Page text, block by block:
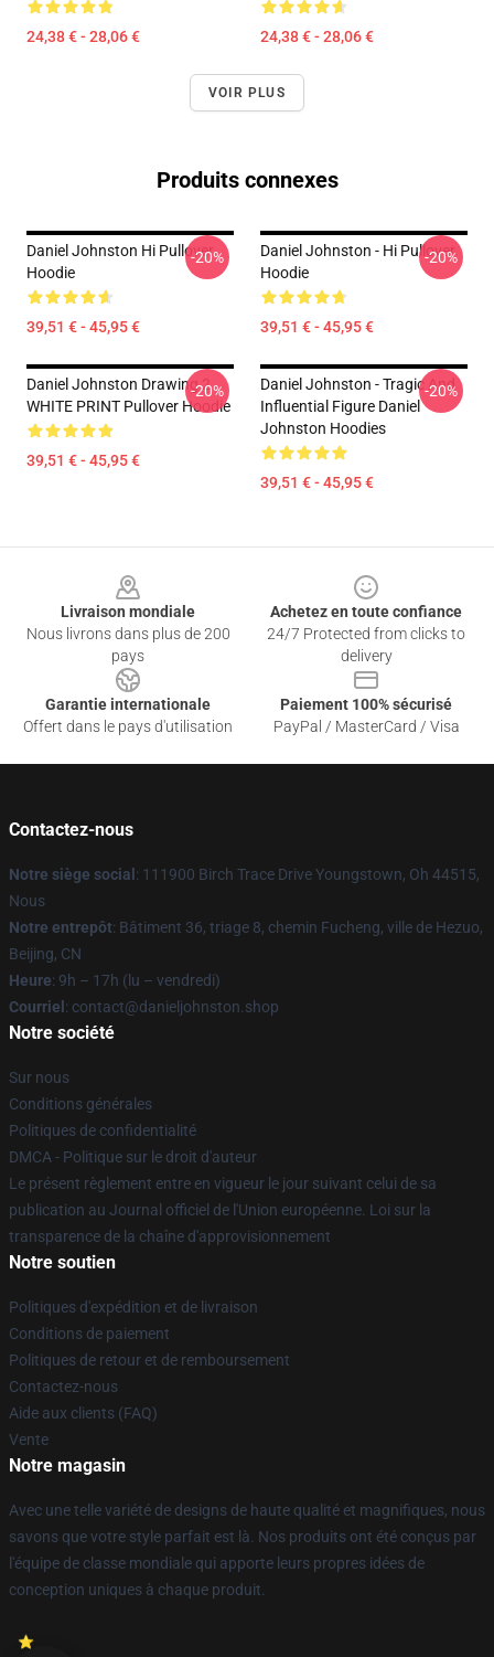
24,38 € - 28,06 € 24,38 € - 28,06 €
VOIR PLUS
Produits connexes
Daniel Johnston Hi Pullover
Hoodie
39,51 € - 45,95 €
-20%
Daniel Johnston - Hi Pullover
Hoodie
39,51 € - 45,95 €
-20%
Daniel Johnston Drawing 2
WHITE PRINT Pullover Hoodie
39,51 € - 45,95 €
-20%
Daniel Johnston - Tragic And
Influential Figure Daniel
Johnston Hoodies
39,51 € - 45,95 €
-20%
Livraison mondiale
Nous livrons dans plus de 200
pays
Achetez en toute confiance
24/7 Protected from clicks to
delivery
Garantie internationale
Offert dans le pays d'utilisation
Paiement 100% sécurisé
PayPal / MasterCard / Visa
Contactez-nous
Notre siège social : 111900 Birch Trace Drive Youngstown, Oh 44515,
Nous
Notre entrepôt: Bâtiment 36, triage 8, chemin Fucheng, ville de Hezuo,
Beijing, CN
Heure: 9h – 17h (lu – vendredi)
Courriel : contact@danieljohnston.shop
Notre société
Sur nous
Conditions générales
Politiques de confidentialité
DMCA - Politique sur le droit d'auteur
Le présent règlement entre en vigueur le jour suivant celui de sa
publication au Journal officiel de l'Union européenne. Loi sur la
transparence de la chaîne d'approvisionnement
Notre soutien
Politiques d'expédition et de livraison
Conditions de paiement
Politiques de retour et de remboursement
Contactez-nous
Aide aux clients (FAQ)
Vente
Notre magasin
Avec une telle variété de designs de haute qualité et magnifiques, nous
savons que votre style parfait est là. Nos produits ont été conçus par
l'équipe de classe mondiale qui apporte leurs propres idées de
conception uniques à chaque produit.